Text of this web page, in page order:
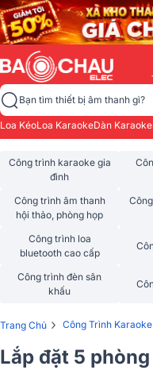
Bạn tìm thiết bị âm thanh gì?
Loa KéoLoa KaraokeDàn Karaoke
Công trình karaoke gia
đình
Công trình âm thanh
hội thảo, phòng họp
Công trình loa
bluetooth cao cấp
Công trình đèn sân
khấu
Trang Chủ › Công Trình
Lắp đặt 5